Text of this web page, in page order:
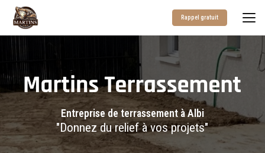
contenu
Rappel gratuit
Entreprise de terrassement à Albi
"Donnez du relief à vos projets"